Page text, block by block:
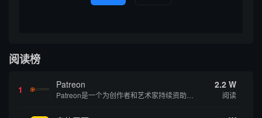
阅读榜
1 Patreon 2.2 W
阅读